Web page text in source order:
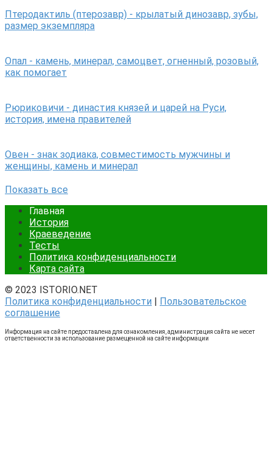
Птеродактиль (птерозавр) - крылатый динозавр, зубы,
размер экземпляра
Опал - камень, минерал, самоцвет, огненный, розовый,
как помогает
Рюриковичи - династия князей и царей на Руси,
история, имена правителей
Овен - знак зодиака, совместимость мужчины и
женщины, камень и минерал
Показать все
Главная
История
Краеведение
Тесты
Политика конфиденциальности
Карта сайта
© 2023 ISTORIO.NET
Политика конфиденциальности | Пользовательское
соглашение
Информация на сайте предоставлена для ознакомления, администрация сайта не несет
ответственности за использование размещенной на сайте информации